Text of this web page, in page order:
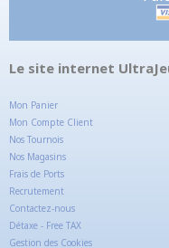
Le site internet
Mon Panier
Mon Compte Client
Nos Tournois
Nos Magasins
Frais de Ports
Recrutement
Contactez-nous
Détaxe - Free TAX
Gestion des Cookies